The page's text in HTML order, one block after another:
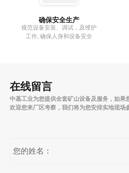
确保安全生产
规范设备安装、调试，及维护
工作, 确保人身和设备安全
在线留言
中基工业为您提供全套矿山设备及服务，如果
欢迎您来厂区考察，我们将为您安排实地现场